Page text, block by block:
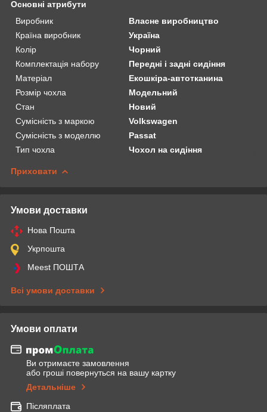
Основні атрибути
Виробник
Власне виробництво
Країна виробник
Україна
Колір
Чорний
Комплектація набору
Передні і задні сидіння
Матеріал
Екошкіра-автотканина
Розмір чохла
Модельний
Стан
Новий
Сумісність з маркою
Volkswagen
Сумісність з моделлю
Passat
Тип чохла
Чохол на сидіння
Приховати
Умови доставки
Нова Пошта
Укрпошта
Meest ПОШТА
Всі умови доставки
Умови оплати
Ви отримаєте замовлення
або гроші повернуться на вашу картку
Детальніше
Післяплата